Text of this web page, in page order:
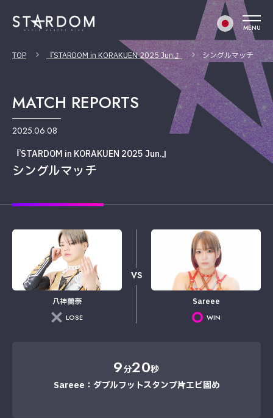
MENU
TOP 『STARDOM in KORAKUEN 2025 Jun.』 シングルマッチ
MATCH REPORTS
2025.06.08
『STARDOM in KORAKUEN 2025 Jun.』
シングルマッチ
八神蘭奈
LOSE
VS
Sareee
WIN
9分20秒
Sareee：ダブルフットスタンプ→片エビ固め